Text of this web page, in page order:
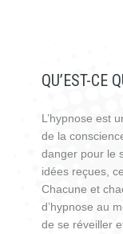
QU’EST-CE
L’hypnose est
de la
danger pour le
idées reçues,
Chacune et
d’hypnose au
de se réveiller